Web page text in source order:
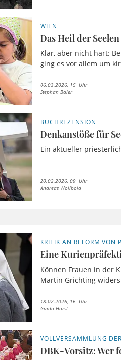
WIEN
Das Heil der
Klar, aber nicht hart:
ging es vor allem um
06.03.2026, 15 Uhr
Stephan Baier
BUCHREZENSION
Denkanstöße für
Ein aktueller
20.02.2026, 09 Uhr
Andreas Wollbold
KRITIK AN REFORM VON
Eine
Können Frauen in der
Martin Grichting
18.02.2026, 16 Uhr
Guido Horst
VOLLVERSAMMLUNG
DBK-Vorsitz: Wer